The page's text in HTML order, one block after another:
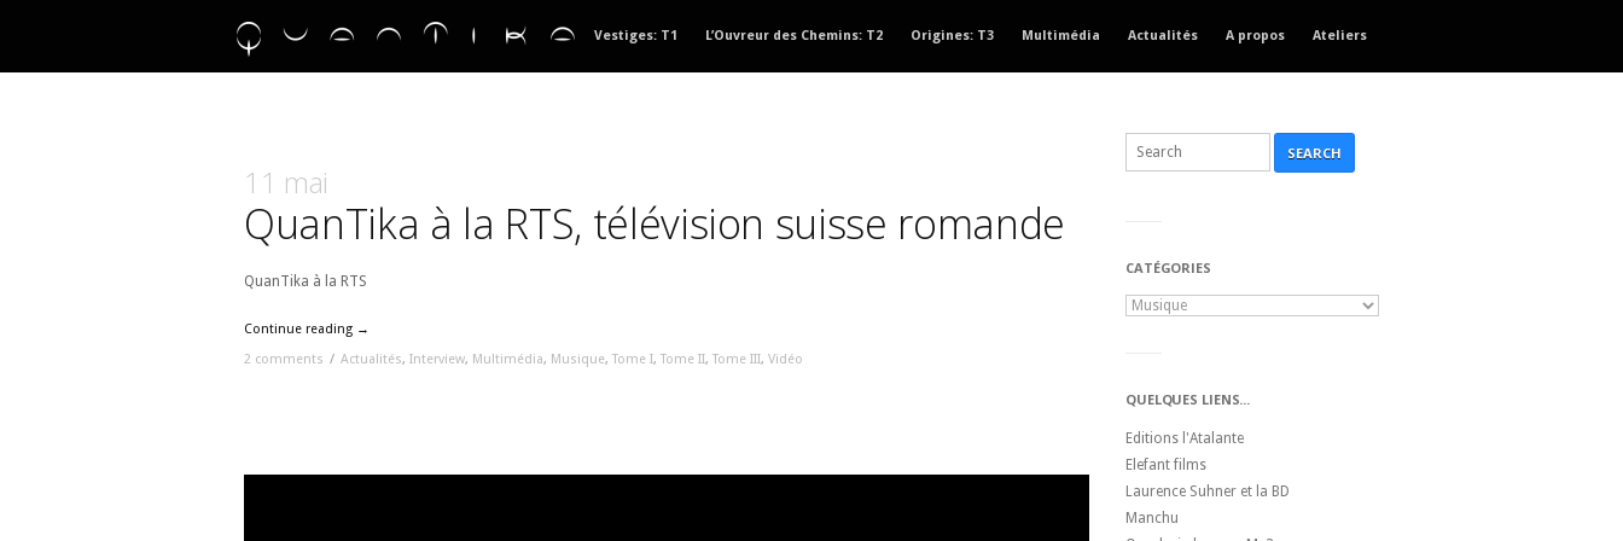
Vestiges: T1 L’Ouvreur des Chemins: T2 Origines: T3 Multimédia Actualités A propos Ateliers
11 mai
QuanTika à la RTS, télévision suisse romande
QuanTika à la RTS
Continue reading →
2 comments / Actualités, Interview, Multimédia, Musique, Tome I, Tome II, Tome III, Vidéo
SEARCH
CATÉGORIES
QUELQUES LIENS...
Editions l'Atalante
Elefant films
Laurence Suhner et la BD
Manchu